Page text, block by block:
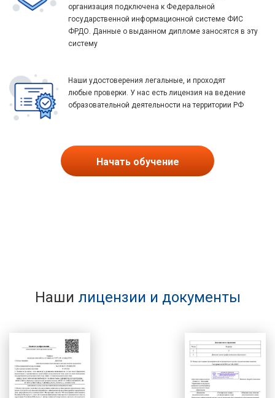
организация подключена к Федеральной
государственной информационной системе ФИС
ФРДО. Данные о выданном дипломе заносятся в эту
систему
Наши удостоверения легальные, и проходят
любые проверки. У нас есть лицензия на ведение
образовательной деятельности на территории РФ
Начать обучение
Наши лицензии и документы